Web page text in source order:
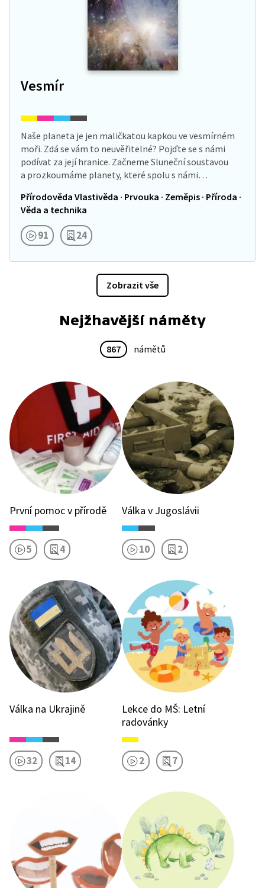
Vesmír
Naše planeta je jen maličkatou kapkou ve vesmírném
moři. Zdá se vám to neuvěřitelné? Pojďte se s námi
podívat za její hranice. Začneme Sluneční soustavou
a prozkoumáme planety, které spolu s námi…
Přírodověda Vlastivěda · Prvouka · Zeměpis · Příroda ·
Věda a technika
91 24
Zobrazit vše
Nejžhavější náměty
867 námětů
První pomoc v přírodě
5 4
Válka v Jugoslávii
10 2
Válka na Ukrajině
32 14
Lekce do MŠ: Letní
radovánky
2 7